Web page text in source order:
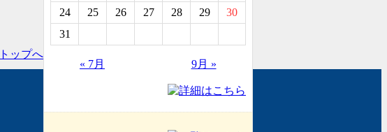
24
25 26 27 28 29
30
31
« 7月 9月 »